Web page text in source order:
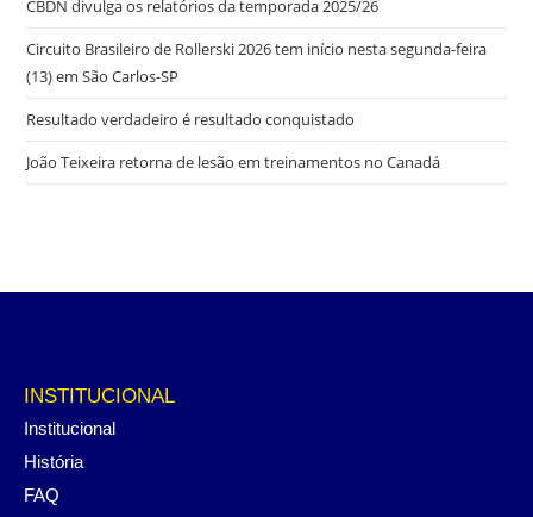
CBDN divulga os relatórios da temporada 2025/26
Circuito Brasileiro de Rollerski 2026 tem início nesta segunda-feira
(13) em São Carlos-SP
Resultado verdadeiro é resultado conquistado
João Teixeira retorna de lesão em treinamentos no Canadá
INSTITUCIONAL
Institucional
História
FAQ